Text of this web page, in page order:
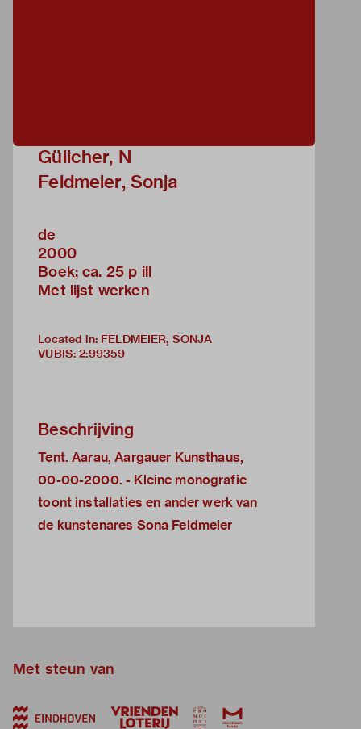
Gülicher, N
Feldmeier, Sonja
de
2000
Boek; ca. 25 p ill
Met lijst werken
Located in: FELDMEIER, SONJA
VUBIS: 2:99359
Beschrijving
Tent. Aarau, Aargauer Kunsthaus,
00-00-2000. - Kleine monografie
toont installaties en ander werk van
de kunstenares Sona Feldmeier
Met steun van